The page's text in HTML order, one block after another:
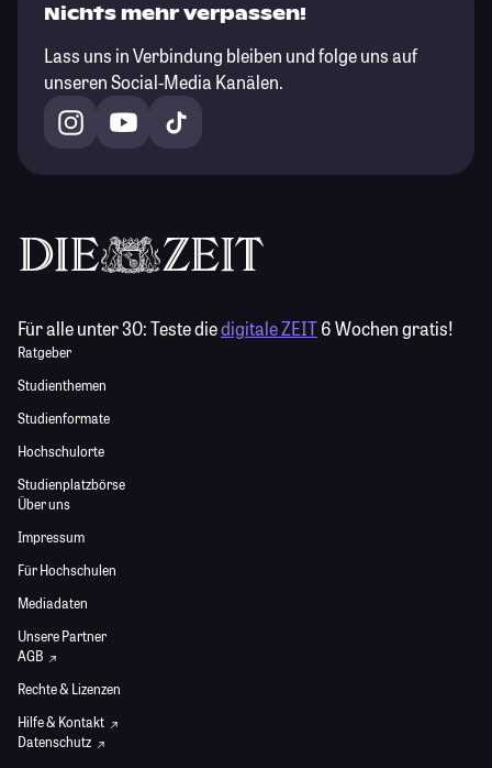
Nichts mehr verpassen!
Lass uns in Verbindung bleiben und folge uns auf
unseren Social-Media Kanälen.
Für alle unter 30:Teste diedigitale ZEIT6 Wochen gratis!
Ratgeber
Studienthemen
Studienformate
Hochschulorte
Studienplatzbörse
Über uns
Impressum
Für Hochschulen
Mediadaten
Unsere Partner
AGB
Rechte & Lizenzen
Hilfe & Kontakt
Datenschutz